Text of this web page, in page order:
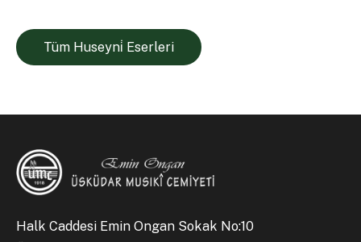
Tüm Huseyni̇ Eserleri
Halk Caddesi Emin Ongan Sokak No:10